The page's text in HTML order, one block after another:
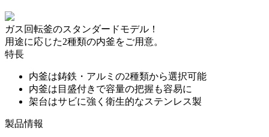
ガス回転釜のスタンダードモデル！
用途に応じた2種類の内釜をご用意。
特長
内釜は鋳鉄・アルミの2種類から選択可能
内釜は目盛付きで容量の把握も容易に
架台はサビに強く衛生的なステンレス製
製品情報